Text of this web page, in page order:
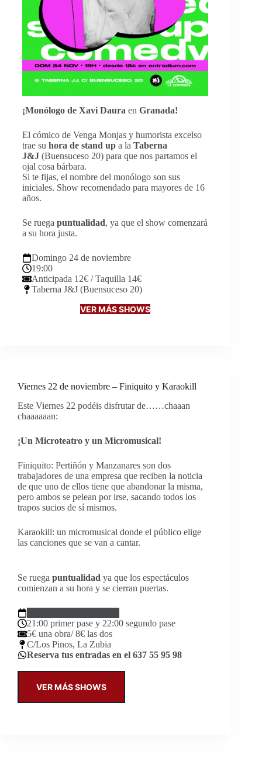
¡Monólogo de Xavi Daura en Granada!
El cómico de Venga Monjas y humorista excelso
trae su hora de stand up a la Taberna
J&J (Buensuceso 20) para que nos partamos el
ojal cosa bárbara.
Si te fijas, el nombre del monólogo son sus
iniciales. Show recomendado para mayores de 16
años.
Se ruega puntualidad, ya que el show comenzará
a su hora justa.
Domingo 24 de noviembre
19:00
Anticipada 12€ / Taquilla 14€
Taberna J&J (Buensuceso 20)
VER MÁS SHOWS
Viernes 22 de noviembre – Finiquito y Karaokill
Este Viernes 22 podéis disfrutar de……chaaan
chaaaaaan:
¡Un Microteatro y un Micromusical!
Finiquito: Pertiñón y Manzanares son dos
trabajadores de una empresa que reciben la noticia
de que uno de ellos tiene que abandonar la misma,
pero ambos se pelean por irse, sacando todos los
trapos sucios de sí mismos.
Karaokill: un micromusical donde el público elige
las canciones que se van a cantar.
Se ruega puntualidad ya que los espectáculos
comienzan a su hora y se cierran puertas.
21:00 primer pase y 22:00 segundo pase
5€ una obra/ 8€ las dos
C/Los Pinos, La Zubia
Reserva tus entradas en el 637 55 95 98
VER MÁS SHOWS